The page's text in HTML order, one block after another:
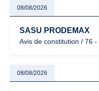
08/08/2026
SASU PRODEMAX
Avis de constitution / 76
08/08/2026